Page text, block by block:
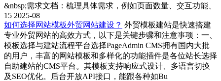
&nbsp;需求文档：梳理具体需求，例如页面数量、交互功能、
15 2025-08
如何选择网站模板外贸网站建设？ 外贸模板建站是快速搭建
专业外贸网站的高效方式，以下是关键步骤和注意事项：一、
模板选择与建站流程‌平台选择‌PageAdmin CMS拥有国内大批
的用户，丰富的网站模板和多样化的功能插件是各位站长选择
自助建站的CMS平台。其模板支持响应式设计、多语言切换
及SEO优化。后台开放API接口，能跟各种如Bu